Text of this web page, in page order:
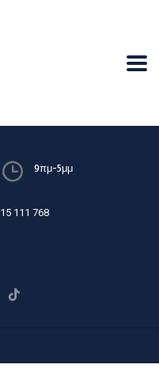
9πμ-5μμ
111 768